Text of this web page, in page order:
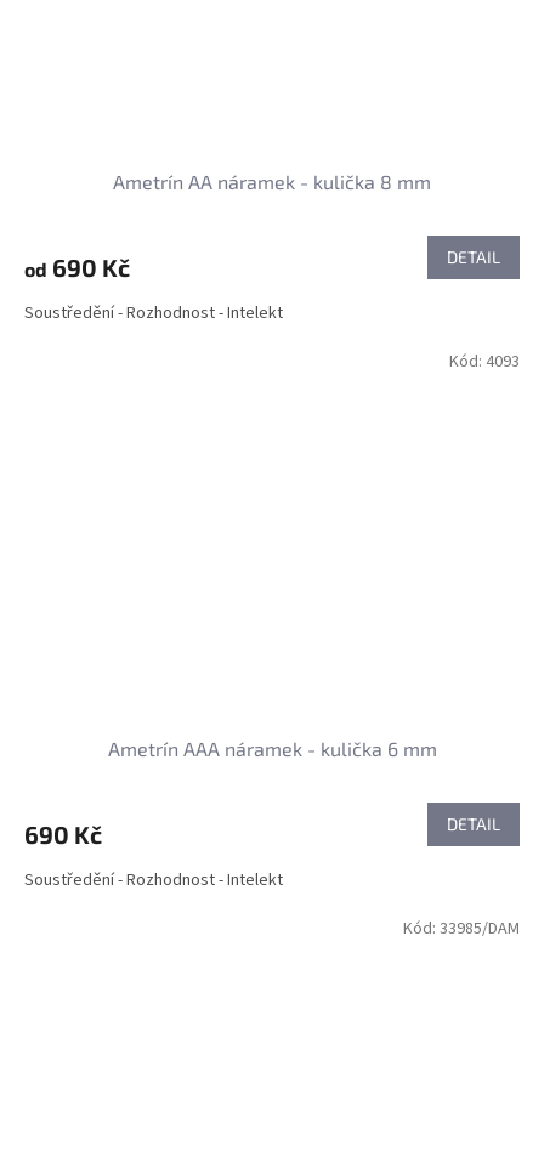
Ametrín AA náramek - kulička 8 mm
od 690 Kč DETAIL
Soustředění - Rozhodnost - Intelekt
Ametrín AAA náramek - kulička 6 mm
690 Kč DETAIL
Soustředění - Rozhodnost - Intelekt
Kód: 4093
Kód: 33985/DAM